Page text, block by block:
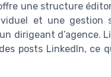
une structure
et une gestion
dirigeant d’agence.
posts LinkedIn, ce